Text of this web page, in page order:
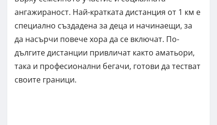
ангажираност. Най-кратката дистанция от 1 км е
специално създадена за деца и начинаещи, за
да насърчи повече хора да се включат. По-
дългите дистанции привличат както аматьори,
така и професионални бегачи, готови да тестват
своите граници.